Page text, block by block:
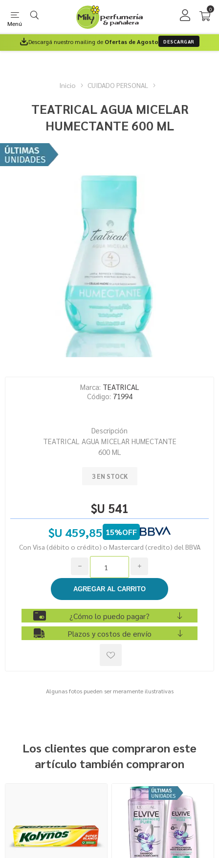
Menú
0
Descargá nuestro mailing de Ofertas de Agosto DESCARGAR
Inicio CUIDADO PERSONAL
TEATRICAL AGUA MICELAR
HUMECTANTE 600 ML
Marca: TEATRICAL
Código: 71994
Descripción
TEATRICAL AGUA MICELAR HUMECTANTE
600 ML
3 EN STOCK
$U 541
$U 459,85 15%OFF
Con Visa (débito o crédito) o Mastercard (credito) del BBVA
i
h
¿Cómo lo puedo pagar?
Plazos y costos de envío
Algunas fotos pueden ser meramente ilustrativas
Los clientes que compraron este
artículo también compraron